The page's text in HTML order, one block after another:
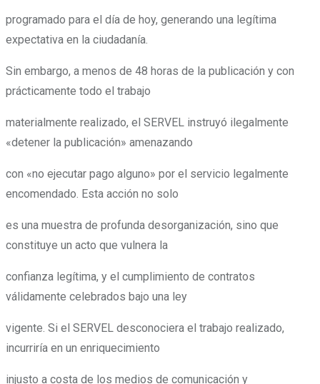
programado para el día de hoy, generando una legítima
expectativa en la ciudadanía.
Sin embargo, a menos de 48 horas de la publicación y con
prácticamente todo el trabajo
materialmente realizado, el SERVEL instruyó ilegalmente
«detener la publicación» amenazando
con «no ejecutar pago alguno» por el servicio legalmente
encomendado. Esta acción no solo
es una muestra de profunda desorganización, sino que
constituye un acto que vulnera la
confianza legítima, y el cumplimiento de contratos
válidamente celebrados bajo una ley
vigente. Si el SERVEL desconociera el trabajo realizado,
incurriría en un enriquecimiento
injusto a costa de los medios de comunicación y